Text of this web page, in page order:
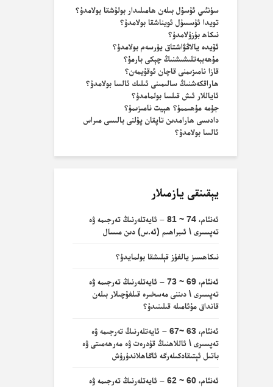
سۈنئىي ئۇسۇل بىلەن ھامىلىدار بولۇشقا بولامدۇ؟
تويدا ئۇسسۇل ئويناشقا بولامدۇ؟
نىكاھ بۇزۇلامدۇ؟
ئۆيدە يالاڭۋاشتاق يۈرسەم بولامدۇ؟
مۇھەببەتلىشىشنىڭ چېكى بارمۇ؟
قازا نامىزىمنى قاچان ئوقۇيمەن؟
ھاراقكەشنىڭ سالىمىنى ئىلىك ئالسا بولامدۇ؟
ئاياللار ئىش قىلسا بولمامدۇ؟
جۈمە مۇھىممۇ؟ ھېيت نامىزىمۇ؟
دادىسى ھارامدىن تاپقان پۇلنى بالىسى مىراس
ئالسا بولامدۇ؟
يېقىنقى يازمىلار
ئەنئام، 74 ~ 81 – ئايەتلەرنىڭ تەرجىمە ۋە
تەپسىرى \ ئىبراھىم (ئە.س) دىن مىسال
نىكاھسىز يالغۇز قېلىشقا بولمايدۇ؟
ئەنئام، 69 ~ 73 – ئايەتلەرنىڭ تەرجىمە ۋە
تەپسىرى \ دىننى مەسخىرە قىلغۇچىلار بىلەن
قانداق مۇئامىلە قىلىنىدۇ؟
ئەنئام، 63 ~67 – ئايەتلەرنىڭ تەرجىمە ۋە
تەپسىرى \ ئاللاھنىڭ قۇدرەت ۋە مەرھەمىتى ۋە
باتىل ئېتىقادكىلەرگە ئاگاھلاندۇرۇش
ئەنئام، 60 ~ 62 – ئايەتلەرنىڭ تەرجىمە ۋە